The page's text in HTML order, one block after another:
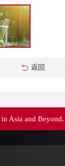
返回
Asia and Beyond.